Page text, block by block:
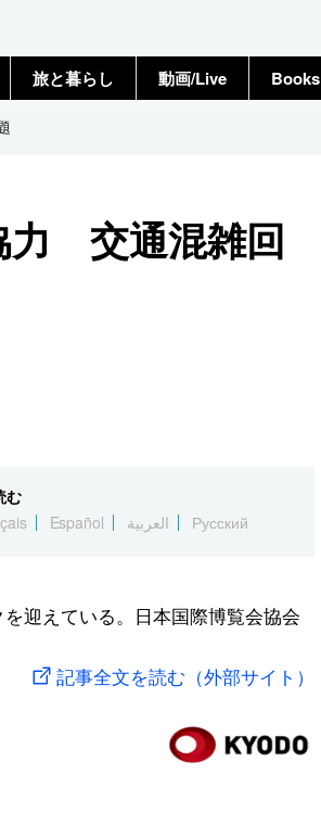
旅と暮らし 動画/Live Books
力 交通混雑回
む
Español العربية Русский
迎えている。日本国際博覧会協会
記事全文を読む（外部サイト）